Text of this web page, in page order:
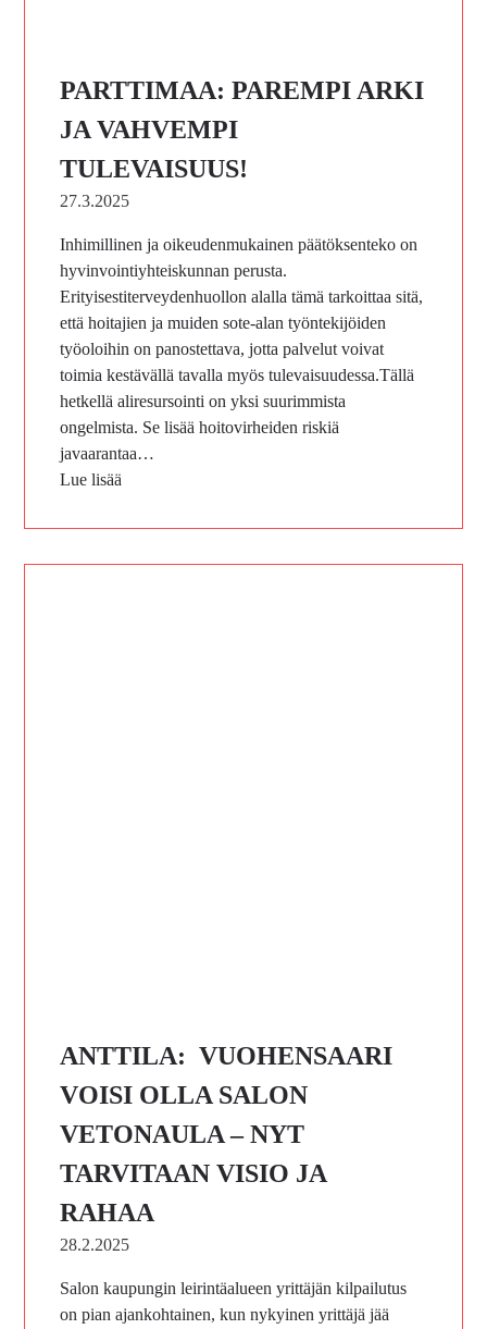
PARTTIMAA: PAREMPI ARKI
JA VAHVEMPI
TULEVAISUUS!
27.3.2025
Inhimillinen ja oikeudenmukainen päätöksenteko on
hyvinvointiyhteiskunnan perusta.
Erityisestiterveydenhuollon alalla tämä tarkoittaa sitä,
että hoitajien ja muiden sote-alan työntekijöiden
työoloihin on panostettava, jotta palvelut voivat
toimia kestävällä tavalla myös tulevaisuudessa.Tällä
hetkellä aliresursointi on yksi suurimmista
ongelmista. Se lisää hoitovirheiden riskiä
javaarantaa…
Lue lisää
ANTTILA: VUOHENSAARI
VOISI OLLA SALON
VETONAULA – NYT
TARVITAAN VISIO JA
RAHAA
28.2.2025
Salon kaupungin leirintäalueen yrittäjän kilpailutus
on pian ajankohtainen, kun nykyinen yrittäjä jää